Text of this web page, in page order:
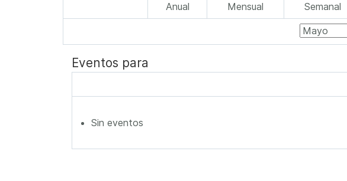
Anual Mensual Semanal
Eventos para
Sin eventos